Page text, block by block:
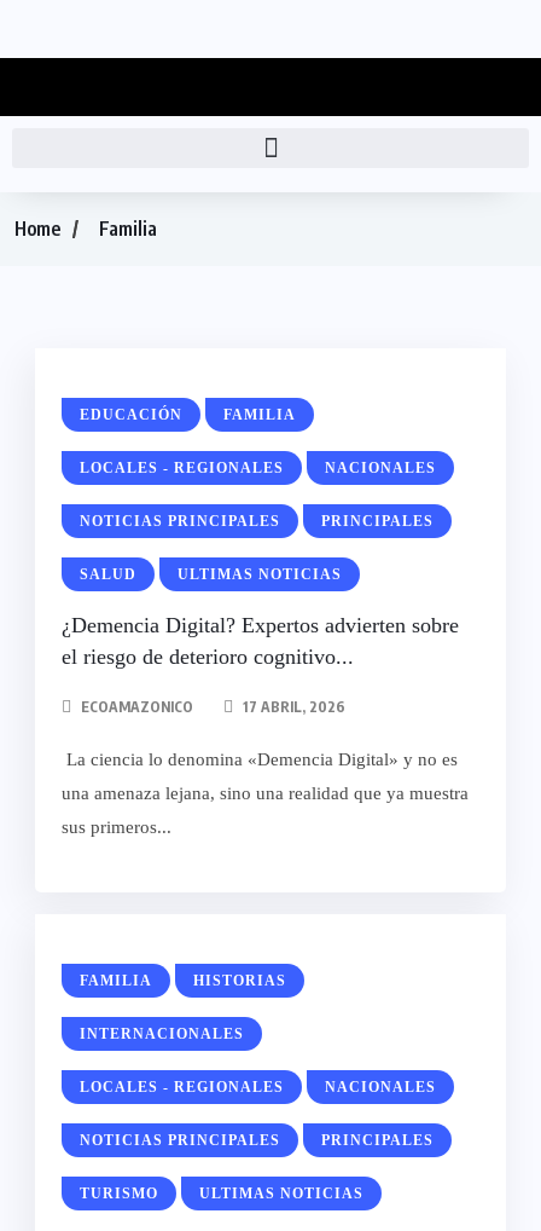
Home Familia
EDUCACIÓN FAMILIA
LOCALES - REGIONALES NACIONALES
NOTICIAS PRINCIPALES PRINCIPALES
SALUD ULTIMAS NOTICIAS
¿Demencia Digital? Expertos advierten sobre
el riesgo de deterioro cognitivo...
ECOAMAZONICO 17 ABRIL, 2026
La ciencia lo denomina «Demencia Digital» y no es
una amenaza lejana, sino una realidad que ya muestra
sus primeros...
FAMILIA HISTORIAS
INTERNACIONALES
LOCALES - REGIONALES NACIONALES
NOTICIAS PRINCIPALES PRINCIPALES
TURISMO ULTIMAS NOTICIAS